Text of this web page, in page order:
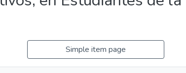
Simple item page